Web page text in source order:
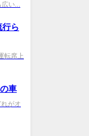
い...
行ら
転席上
車
がオ